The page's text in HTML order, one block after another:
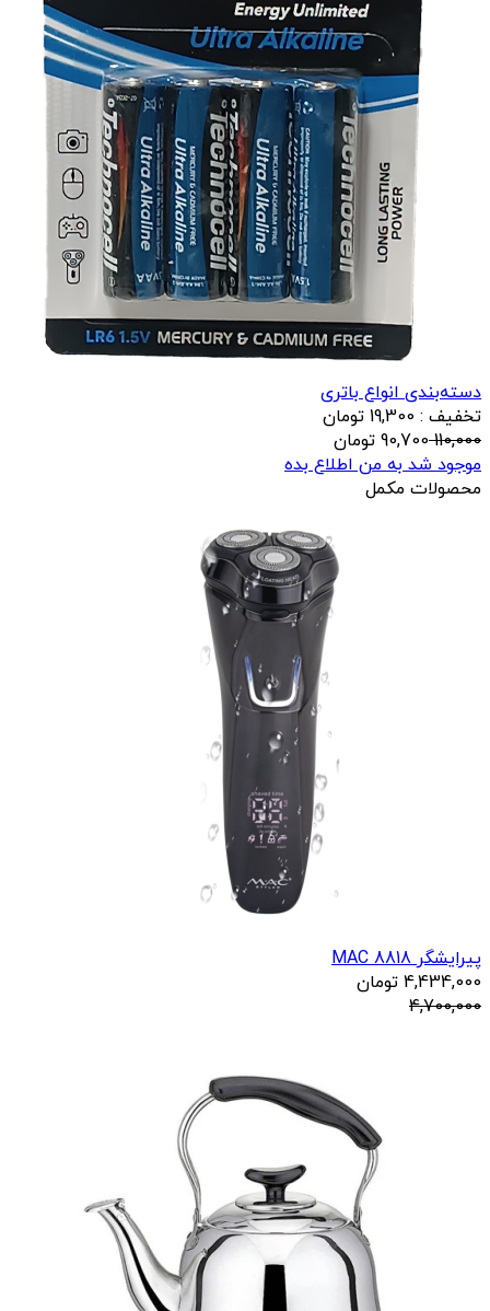
دسته‌بندی انواع باتری
تخفیف : 19,300 تومان
110,000
90,700 تومان
موجود شد به من اطلاع بده
محصولات مکمل
پیرایشگر 8818 MAC
4,434,000 تومان
4,700,000